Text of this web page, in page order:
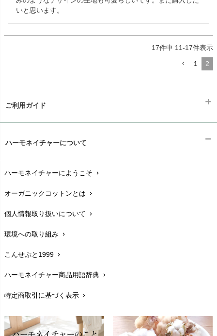
いと思います。
17件中 11-17件表示
1 2
ご利用ガイド
配送と送料chevron_right
在庫状況と発送予定chevron_right
サイズ・寸法chevron_right
生地・素材chevron_right
お手入れについて
レビューを書こうchevron_right
返品交換chevron_right
FAXでのご注文
ハーモネイチャーについて
ハーモネイチャーにようこそ chevron_right
オーガニックコットンとは chevron_right
個人情報取り扱いについて chevron_right
環境への取り組み chevron_right
こんせぷと1999 chevron_right
ハーモネイチャー商品用語辞典 chevron_right
特定商取引に基づく表示 chevron_right